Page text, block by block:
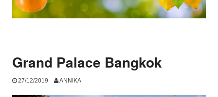
Grand Palace Bangkok
27/12/2019 ANNIKA